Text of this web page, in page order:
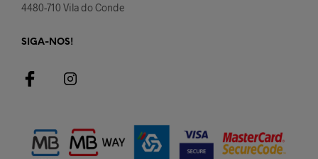
4480-710 Vila do Conde
SIGA-NOS!